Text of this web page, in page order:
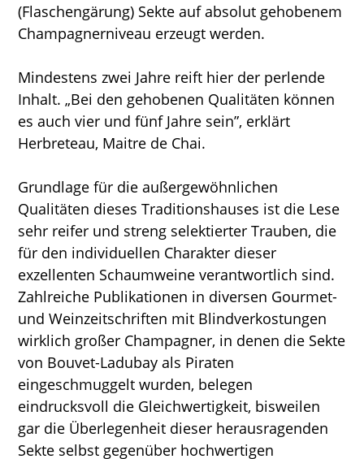
(Flaschengärung) Sekte auf absolut gehobenem
Champagnerniveau erzeugt werden.
Mindestens zwei Jahre reift hier der perlende
Inhalt. „Bei den gehobenen Qualitäten können
es auch vier und fünf Jahre sein”, erklärt
Herbreteau, Maitre de Chai.
Grundlage für die außergewöhnlichen
Qualitäten dieses Traditionshauses ist die Lese
sehr reifer und streng selektierter Trauben, die
für den individuellen Charakter dieser
exzellenten Schaumweine verantwortlich sind.
Zahlreiche Publikationen in diversen Gourmet-
und Weinzeitschriften mit Blindverkostungen
wirklich großer Champagner, in denen die Sekte
von Bouvet-Ladubay als Piraten
eingeschmuggelt wurden, belegen
eindrucksvoll die Gleichwertigkeit, bisweilen
gar die Überlegenheit dieser herausragenden
Sekte selbst gegenüber hochwertigen